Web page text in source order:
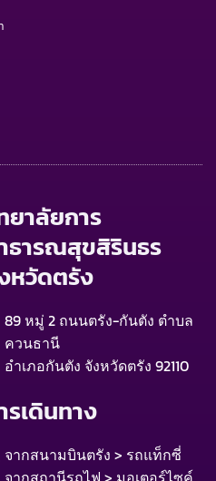
ยาลัยการ
ธารณสุขสิรินธร
หวัดตรัง
89 หมู่ 2 ถนนตรัง-กันตัง ตำบล
ควนธานี
อำเภอกันตัง จังหวัดตรัง 92110
รเดินทาง
จากสนามบินตรัง > รถแท็กซี่